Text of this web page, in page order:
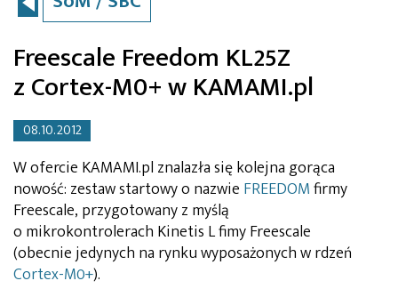
Freescale Freedom KL25Z
z Cortex-M0+ w KAMAMI.pl
08.10.2012
W ofercie KAMAMI.pl znalazła się kolejna gorąca
nowość: zestaw startowy o nazwie FREEDOMfirmy
Freescale, przygotowany z myślą
o mikrokontrolerach Kinetis L fimy Freescale
(obecnie jedynych na rynku wyposażonych w rdzeń
Cortex-M0+).